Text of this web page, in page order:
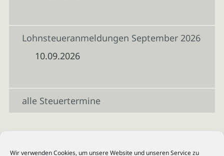
Wir verwenden Cookies, um unsere Website und unseren Service zu
Lohnsteueranmeldungen September 2026
10.09.2026
alle Steuertermine